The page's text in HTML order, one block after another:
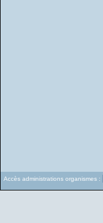
Accès administrations organismes :